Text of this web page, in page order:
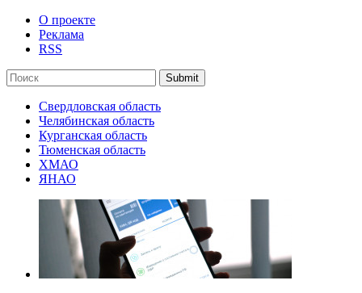
О проекте
Реклама
RSS
Submit
Свердловская область
Челябинская область
Курганская область
Тюменская область
ХМАО
ЯНАО